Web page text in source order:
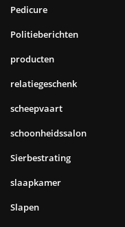
Pedicure
Politieberichten
producten
relatiegeschenk
scheepvaart
schoonheidssalon
Sierbestrating
slaapkamer
Slapen